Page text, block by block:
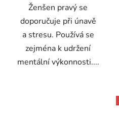
Ženšen pravý se
doporučuje při únavě
a stresu. Používá se
zejména k udržení
mentální výkonnosti....